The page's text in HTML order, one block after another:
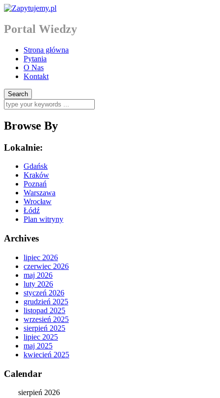
Portal Wiedzy
Strona główna
Pytania
O Nas
Kontakt
Browse By
Lokalnie:
Gdańsk
Kraków
Poznań
Warszawa
Wrocław
Łódź
Plan witryny
Archives
lipiec 2026
czerwiec 2026
maj 2026
luty 2026
styczeń 2026
grudzień 2025
listopad 2025
wrzesień 2025
sierpień 2025
lipiec 2025
maj 2025
kwiecień 2025
Calendar
sierpień 2026